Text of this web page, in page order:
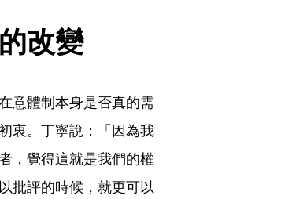
改變
意體制本身是否真的需
衷。丁寧說：「因為我
，覺得這就是我們的權
批評的時候，就更可以